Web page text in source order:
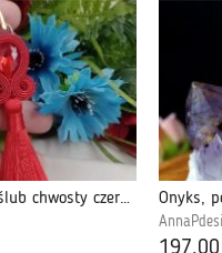
Kolczyki na wesele ślub chwosty czerwone złot Onyks,
197,00